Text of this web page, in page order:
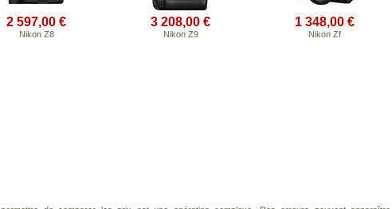
2 597,00 €
Nikon Z8
3 208,00 €
Nikon Z9
1 348,00 €
Nikon Zf